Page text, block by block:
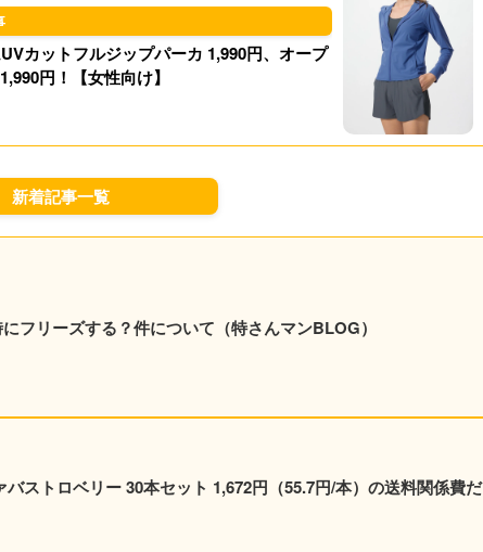
カットフルジップパーカ 1,990円、オープ
円！【女性向け】
新着記事一覧
フリーズする？件について（特さんマンBLOG）
バストロベリー 30本セット 1,672円（55.7円/本）の送料関係費だ